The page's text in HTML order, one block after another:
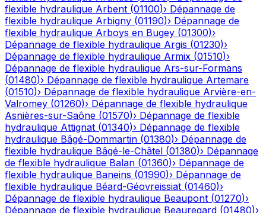
flexible hydraulique Arbent (01100)› Dépannage de
flexible hydraulique Arbigny (01190)› Dépannage de
flexible hydraulique Arboys en Bugey (01300)›
Dépannage de flexible hydraulique Argis (01230)›
Dépannage de flexible hydraulique Armix (01510)›
Dépannage de flexible hydraulique Ars-sur-Formans
(01480)› Dépannage de flexible hydraulique Artemare
(01510)› Dépannage de flexible hydraulique Arvière-en-
Valromey (01260)› Dépannage de flexible hydraulique
Asnières-sur-Saône (01570)› Dépannage de flexible
hydraulique Attignat (01340)› Dépannage de flexible
hydraulique Bâgé-Dommartin (01380)› Dépannage de
flexible hydraulique Bâgé-le-Châtel (01380)› Dépannage
de flexible hydraulique Balan (01360)› Dépannage de
flexible hydraulique Baneins (01990)› Dépannage de
flexible hydraulique Béard-Géovreissiat (01460)›
Dépannage de flexible hydraulique Beaupont (01270)›
Dépannage de flexible hydraulique Beauregard (01480)›